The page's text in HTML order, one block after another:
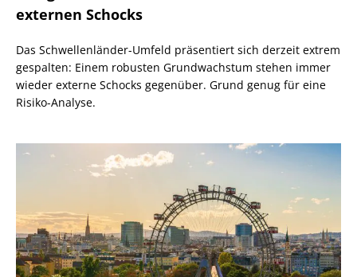
externen Schocks
Das Schwellenländer-Umfeld präsentiert sich derzeit extrem
gespalten: Einem robusten Grundwachstum stehen immer
wieder externe Schocks gegenüber. Grund genug für eine
Risiko-Analyse.